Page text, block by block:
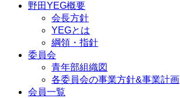
野田YEG概要
会長方針
YEGとは
綱領・指針
委員会
青年部組織図
各委員会の事業方針&事業計画
会員一覧